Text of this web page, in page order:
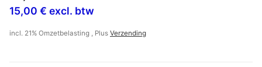
15,00 € excl. btw
incl. 21% Omzetbelasting , Plus Verzending